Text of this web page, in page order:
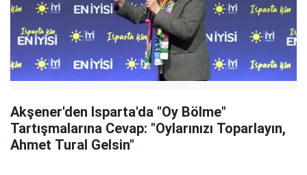
Akşener'den Isparta'da "Oy Bölme"
Tartışmalarına Cevap: "Oylarınızı Toparlayın,
Ahmet Tural Gelsin"